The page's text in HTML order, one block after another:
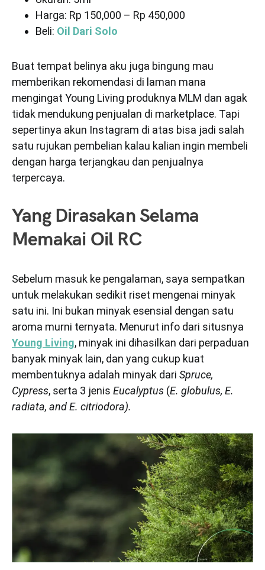
Harga: Rp 150,000 – Rp 450,000
Beli: Oil Dari Solo
Buat tempat belinya aku juga bingung mau
memberikan rekomendasi di laman mana
mengingat Young Living produknya MLM dan agak
tidak mendukung penjualan di marketplace. Tapi
sepertinya akun Instagram di atas bisa jadi salah
satu rujukan pembelian kalau kalian ingin membeli
dengan harga terjangkau dan penjualnya
terpercaya.
Yang Dirasakan Selama
Memakai Oil RC
Sebelum masuk ke pengalaman, saya sempatkan
untuk melakukan sedikit riset mengenai minyak
satu ini. Ini bukan minyak esensial dengan satu
aroma murni ternyata. Menurut info dari situsnya
Young Living, minyak ini dihasilkan dari perpaduan
banyak minyak lain, dan yang cukup kuat
membentuknya adalah minyak dari Spruce,
Cypress, serta 3 jenis Eucalyptus (E. globulus, E.
radiata, and E. citriodora).